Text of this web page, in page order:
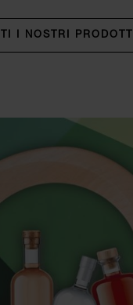
I NOSTRI PRODOTTI